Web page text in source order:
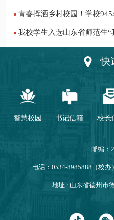
青春挥洒乡村校园！学校
我校学生入选山东省师范生“我的教师梦”主题演讲活
快
智慧校园 书记信箱 校长
邮编：
电话：0534-8985888（校办
地址 : 山东省德州市